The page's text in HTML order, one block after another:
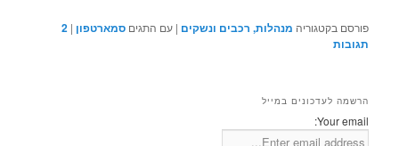
פורסם בקטגוריה מנהלות, רכבים ונשקים |עם התגים סמארטפון |
2
תגובות
הרשמה לעדכונים במייל
Your email: